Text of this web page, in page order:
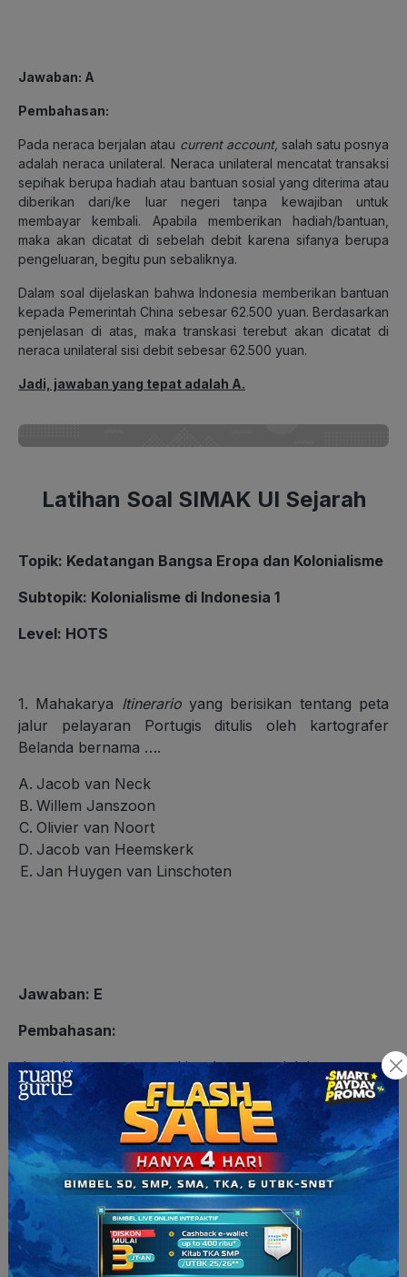
Jawaban: A
Pembahasan:
Pada neraca berjalan atau current account, salah satu posnya
adalah neraca unilateral. Neraca unilateral mencatat transaksi
sepihak berupa hadiah atau bantuan sosial yang diterima atau
diberikan dari/ke luar negeri tanpa kewajiban untuk
membayar kembali. Apabila memberikan hadiah/bantuan,
maka akan dicatat di sebelah debit karena sifanya berupa
pengeluaran, begitu pun sebaliknya.
Dalam soal dijelaskan bahwa Indonesia memberikan bantuan
kepada Pemerintah China sebesar 62.500 yuan. Berdasarkan
penjelasan di atas, maka transkasi terebut akan dicatat di
neraca unilateral sisi debit sebesar 62.500 yuan.
Jadi, jawaban yang tepat adalah A.
Latihan Soal SIMAK UI Sejarah
Topik: Kedatangan Bangsa Eropa dan Kolonialisme
Subtopik: Kolonialisme di Indonesia 1
Level: HOTS
1. Mahakarya Itinerarioyang berisikan tentang peta
jalur pelayaran Portugis ditulis oleh kartografer
Belanda bernama ….
Jacob van Neck
Willem Janszoon
Olivier van Noort
Jacob van Heemskerk
Jan Huygen van Linschoten
Jawaban: E
Pembahasan:
Jan Huygen van Linschoten adalah seorang
penjelajah sekaligus kartografer berkebangsaan
Belanda. Ia pernah menulis tentang rahasia Portugis
berkenaan dengan peta jalur pelayaran Portugis
dalam menguasai dunia. Tulisannya tersebut
kemudian diberi judulItinerario: Voyage ofte
Schipvaert van Jan Huygen van Linschoten.Itinerario
menguak informasi-informasi maritim yang telah lama
dijaga Portugis seperti stasiun perdagangan di dunia
timur, kedalaman laut, informasi navigasi, dan lokasi